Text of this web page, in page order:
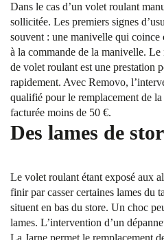
Dans le cas d’un volet roulant
sollicitée. Les premiers signes
souvent : une manivelle qui
à la commande de la manivelle.
de volet roulant est une prestation
rapidement. Avec Removo,
qualifié pour le remplacement de
facturée moins de 50 €.
Des lames de
Le volet roulant étant exposé aux
finir par casser certaines lames du
situent en bas du store. Un choc
lames. L’intervention d’un
La Jarne permet le remplacement